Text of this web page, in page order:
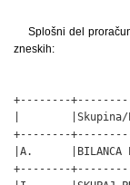
Splošni del
zneskih:
v EUR
+--------+------------------------------------+----------------+
|        |Skupina/Podskupina kontov           |                |
+--------+------------------------------------+----------------+
|A.      |BILANCA PRIHODKOV IN ODHODKOV       |                |
+--------+------------------------------------+----------------+
|I.      |SKUPAJ PRIHODKI (70+71+72+73+74)    |       4.510.300|
+--------+------------------------------------+----------------+
|        |TEKOČI PRIHODKI (70+71)             |       3.277.838|
+--------+------------------------------------+----------------+
|70      |DAVČNI PRIHODKI                     |       2.716.715|
+--------+------------------------------------+----------------+
|        |700 Davki na dohodek in dobiček     |       2.367.153|
+--------+------------------------------------+----------------+
|        |703 Davki na premoženje             |         262.168|
+--------+------------------------------------+----------------+
|        |704 Domači davki na blago in        |          87.394|
|        |storitve                            |                |
+--------+------------------------------------+----------------+
|71      |NEDAVČNI PRIHODKI                   |         561.123|
+--------+------------------------------------+----------------+
|        |710 Udeležba na dobičku in dohodki  |          71.941|
|        |od premoženja                       |                |
+--------+------------------------------------+----------------+
|        |711 Takse in pristojbine            |           7.000|
+--------+------------------------------------+----------------+
|        |713 Prihodki od prodaje blaga in    |         455.058|
|        |storitev                            |                |
+--------+------------------------------------+----------------+
|        |714 Drugi nedavčni prihodki         |          27.124|
+--------+------------------------------------+----------------+
|72      |KAPITALSKI PRIHODKI                 |         536.759|
+--------+------------------------------------+----------------+
|        |720 Prihodki od prodaje osnovnih    |         234.222|
|        |sredstev                            |                |
+--------+------------------------------------+----------------+
|        |722 Prihodki od prodaje zemljišč in |         302.537|
|        |neopred. dolgoročnih sredstev       |                |
+--------+------------------------------------+----------------+
|74      |TRANSFERNI PRIHODKI                 |         490.404|
+--------+------------------------------------+----------------+
|